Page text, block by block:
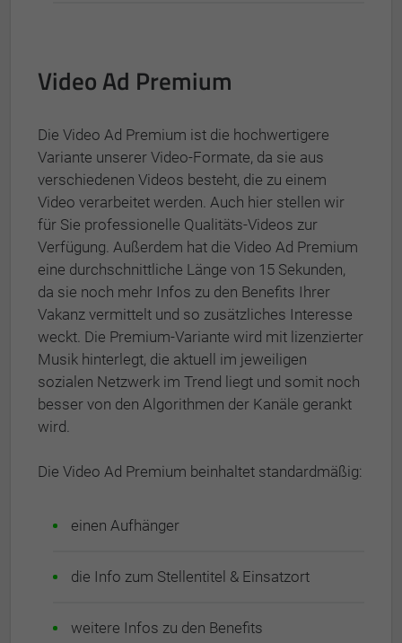
Video Ad Premium
Die Video Ad Premium ist die hochwertigere
Variante unserer Video-Formate, da sie aus
verschiedenen Videos besteht, die zu einem
Video verarbeitet werden. Auch hier stellen wir
für Sie professionelle Qualitäts-Videos zur
Verfügung. Außerdem hat die Video Ad Premium
eine durchschnittliche Länge von 15 Sekunden,
da sie noch mehr Infos zu den Benefits Ihrer
Vakanz vermittelt und so zusätzliches Interesse
weckt. Die Premium-Variante wird mit lizenzierter
Musik hinterlegt, die aktuell im jeweiligen
sozialen Netzwerk im Trend liegt und somit noch
besser von den Algorithmen der Kanäle gerankt
wird.
Die Video Ad Premium beinhaltet standardmäßig:
einen Aufhänger
die Info zum Stellentitel & Einsatzort
weitere Infos zu den Benefits